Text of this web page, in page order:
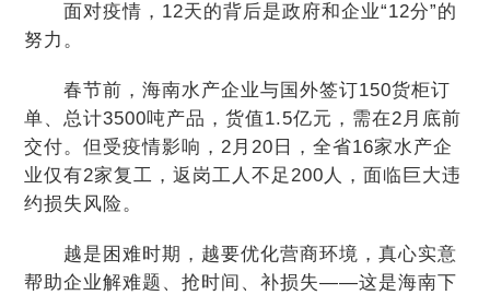
面对疫情，12天的背后是政府和企业“12分”的
努力。
春节前，海南水产企业与国外签订150货柜订
单、总计3500吨产品，货值1.5亿元，需在2月底前
交付。但受疫情影响，2月20日，全省16家水产企
业仅有2家复工，返岗工人不足200人，面临巨大违
约损失风险。
越是困难时期，越要优化营商环境，真心实意
帮助企业解难题、抢时间、补损失——这是海南下